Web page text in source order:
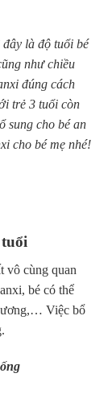
là độ tuổi bé
như chiều
đúng cách
trẻ 3 tuổi còn
sung cho bé an
cho bé mẹ nhé!
vô cùng quan
bé có thể
Việc bổ